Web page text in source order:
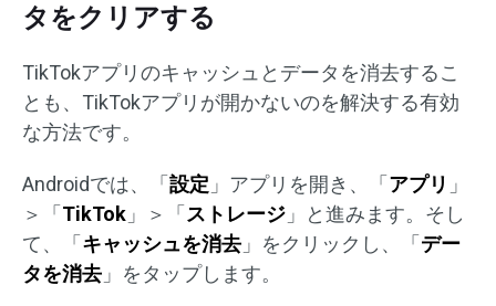
タをクリアする
TikTokアプリのキャッシュとデータを消去するこ
とも、TikTokアプリが開かないのを解決する有効
な方法です。
Androidでは、「 設定 」アプリを開き、「 アプリ 」
＞「 TikTok 」＞「 ストレージ 」と進みます。そし
て、「 キャッシュを消去 」をクリックし、「 デー
タを消去 」をタップします。